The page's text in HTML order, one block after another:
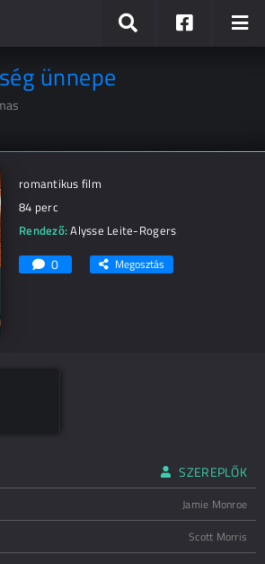
ünnepe
romantikus film
84 perc
Rendező:Alysse Leite-Rogers
0 Megosztás
SZEREPLŐK
Jamie Monroe
Scott Morris